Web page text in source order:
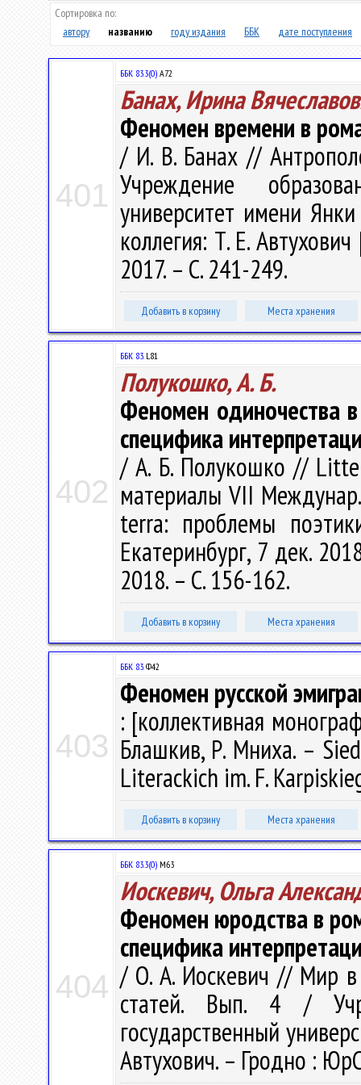
Сортировка по:
автору
названию году издания ББК дате поступления
401
ББК 83.3(0) А72
Банах, Ирина
Феномен времени в
/ И. В. Банах //
Учреждение
университет имени
коллегия: Т. Е.
2017. – С. 241-249.
Добавить в корзину Места хранения
402
ББК 83.L81
Полукошко, А. Б.
Феномен одиночества
специфика
/ А. Б. Полукошко //
материалы VII
terra: проблемы
Екатеринбург, 7 дек.
2018. – С. 156-162.
Добавить в корзину Места хранения
403
ББК 83.Ф42
Феномен русской
: [коллективная
Блашкив, Р. Мниха. –
Literackich im. F.
Добавить в корзину Места хранения
404
ББК 83.3(0) М63
Иоскевич, Ольга
Феномен юродства в
специфика
/ О. А. Иоскевич // Мир в
статей. Вып. 4 /
государственный
Автухович. – Гродно :